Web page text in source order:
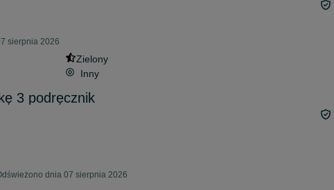
sierpnia 2026
Zielony
Inny
3 podręcznik
dnia 07 sierpnia 2026